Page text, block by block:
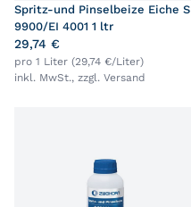
Spritz-und Pinselbeize Eiche S
9900/EI 4001 1 ltr
29,74 €
pro 1 Liter (29,74 €/Liter)
inkl. MwSt., zzgl. Versand